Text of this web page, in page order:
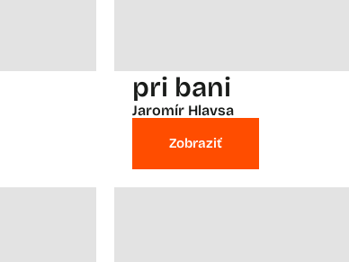
pri bani
Jaromír Hlavsa
Zobraziť